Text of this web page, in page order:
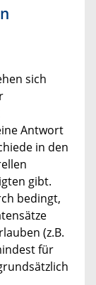
sich
Antwort
in den
gibt.
bedingt,
(z.B.
für